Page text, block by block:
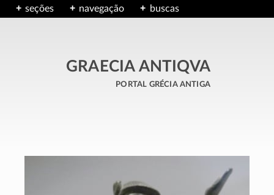
seções navegação buscas
GRAECIA ANTIQVA
portal grécia antiga